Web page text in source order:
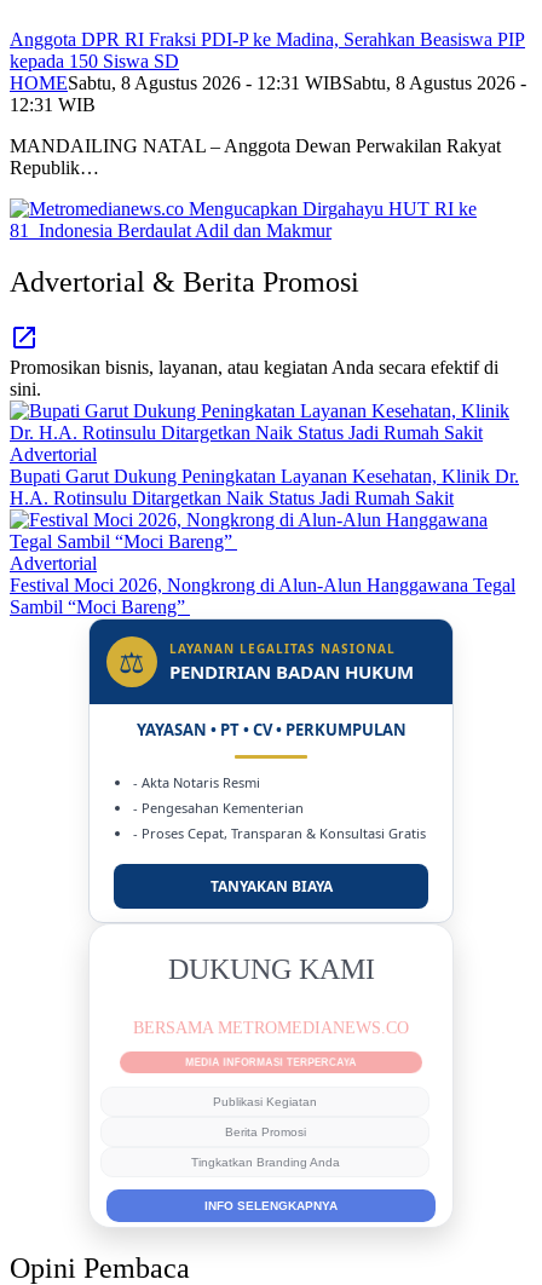
Anggota DPR RI Fraksi PDI-P ke Madina, Serahkan Beasiswa PIP
kepada 150 Siswa SD
HOMESabtu, 8 Agustus 2026 - 12:31 WIBSabtu, 8 Agustus 2026 -
12:31 WIB
MANDAILING NATAL – Anggota Dewan Perwakilan Rakyat
Republik…
Advertorial & Berita Promosi
Promosikan bisnis, layanan, atau kegiatan Anda secara efektif di
sini.
Advertorial
Bupati Garut Dukung Peningkatan Layanan Kesehatan, Klinik Dr.
H.A. Rotinsulu Ditargetkan Naik Status Jadi Rumah Sakit
Advertorial
Festival Moci 2026, Nongkrong di Alun-Alun Hanggawana Tegal
Sambil “Moci Bareng”
⚖ LAYANAN LEGALITAS NASIONAL
PENDIRIAN BADAN HUKUM
YAYASAN • PT • CV • PERKUMPULAN
- Akta Notaris Resmi
- Pengesahan Kementerian
- Proses Cepat, Transparan & Konsultasi Gratis
TANYAKAN BIAYA
DUKUNG KAMI
BERSAMA METROMEDIANEWS.CO
MEDIA INFORMASI TERPERCAYA
Publikasi Kegiatan
Berita Promosi
Tingkatkan Branding Anda
INFO SELENGKAPNYA
Opini Pembaca